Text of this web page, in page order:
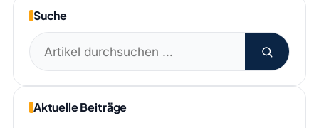
Suche
Suchen
nach:
Aktuelle Beiträge